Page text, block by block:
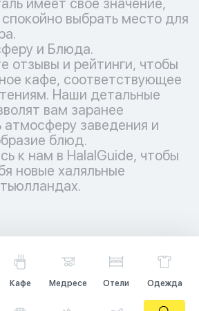
имеет свое значение,
выбрать место для
и Блюда.
отзывы и рейтинги, чтобы
кафе, соответствующее
Наши детальные
вам заранее
атмосферу заведения и
блюд.
к нам в HalalGuide, чтобы
новые халяльные
Кафе Медресе Отели Одежда